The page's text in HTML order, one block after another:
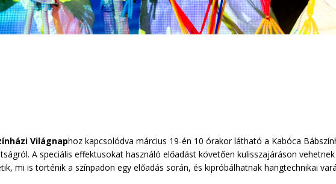
Világnaphoz kapcsolódva március 19-én 10 órakor látható a Kabóca
A speciális effektusokat használó előadást követően kulisszajáráson
mi is történik a színpadon egy előadás során, és kipróbálhatnak hangtechnikai